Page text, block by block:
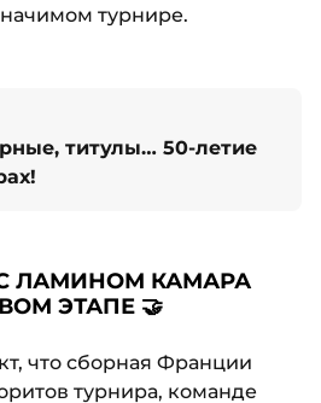
турнире.
титулы… 50-летие
ЛАМИНОМ КАМАРА
ЭТАПЕ 🤝
что сборная Франции
турнира, команде